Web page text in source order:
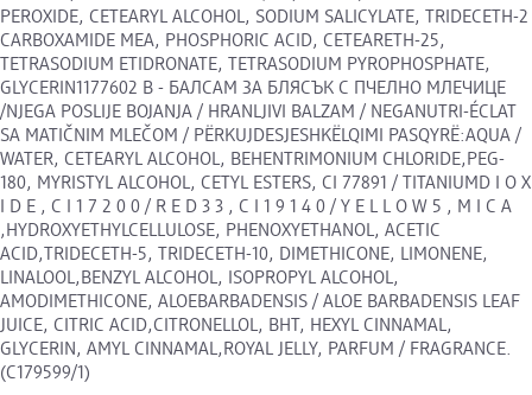
PEROXIDE, CETEARYL ALCOHOL, SODIUM SALICYLATE, TRIDECETH-2
CARBOXAMIDE MEA, PHOSPHORIC ACID, CETEARETH-25,
TETRASODIUM ETIDRONATE, TETRASODIUM PYROPHOSPHATE,
GLYCERIN1177602 B - БАЛСАМ ЗА БЛЯСЪК С ПЧЕЛНО МЛЕЧИЦЕ
/NJEGA POSLIJE BOJANJA / HRANLJIVI BALZAM / NEGANUTRI-ÉCLAT
SA MATIČNIM MLEČOM / PËRKUJDESJESHKËLQIMI PASQYRË:AQUA /
WATER, CETEARYL ALCOHOL, BEHENTRIMONIUM CHLORIDE,PEG-
180, MYRISTYL ALCOHOL, CETYL ESTERS, CI 77891 / TITANIUMD I O X
I D E , C I 1 7 2 0 0 / R E D 3 3 , C I 1 9 1 4 0 / Y E L L O W 5 , M I C A
,HYDROXYETHYLCELLULOSE, PHENOXYETHANOL, ACETIC
ACID,TRIDECETH-5, TRIDECETH-10, DIMETHICONE, LIMONENE,
LINALOOL,BENZYL ALCOHOL, ISOPROPYL ALCOHOL,
AMODIMETHICONE, ALOEBARBADENSIS / ALOE BARBADENSIS LEAF
JUICE, CITRIC ACID,CITRONELLOL, BHT, HEXYL CINNAMAL,
GLYCERIN, AMYL CINNAMAL,ROYAL JELLY, PARFUM / FRAGRANCE.
(C179599/1)